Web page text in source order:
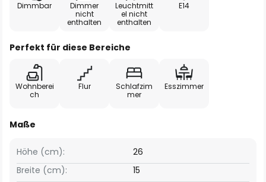
Dimmbar
Dimmer
nicht
enthalten
Leuchtmitt
el nicht
enthalten
E14
Perfekt für diese Bereiche
Wohnberei
ch
Flur
Schlafzim
mer
Esszimmer
Maße
Breite (cm): 15
Höhe (cm): 26